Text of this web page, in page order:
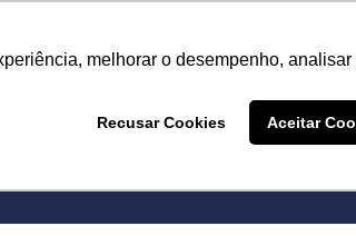
melhorar o desempenho,
Recusar Cookies Aceitar